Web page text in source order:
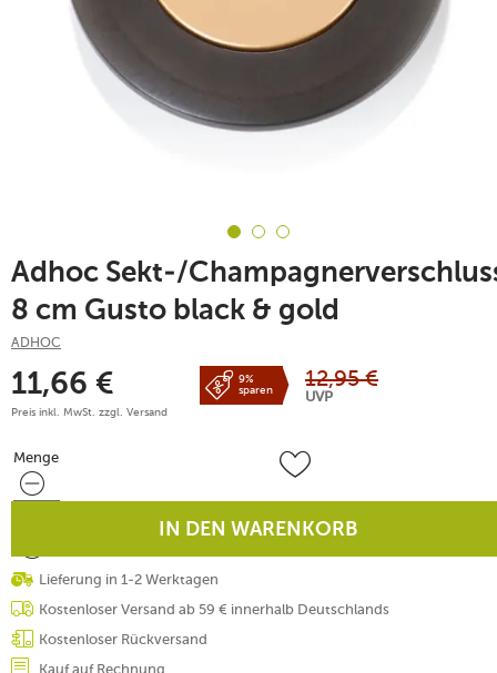
Adhoc Sekt-/
8 cm Gusto black & gold
ADHOC
11,66 €
Preis inkl. MwSt. zzgl. Versand
9%
sparen
12,95 €
UVP
Menge
Menge
IN DEN WARENKORB
Lieferung in 1-2 Werktagen
Kostenloser Versand ab 59 € innerhalb Deutschlands
Kostenloser Rückversand
Kauf auf Rechnung